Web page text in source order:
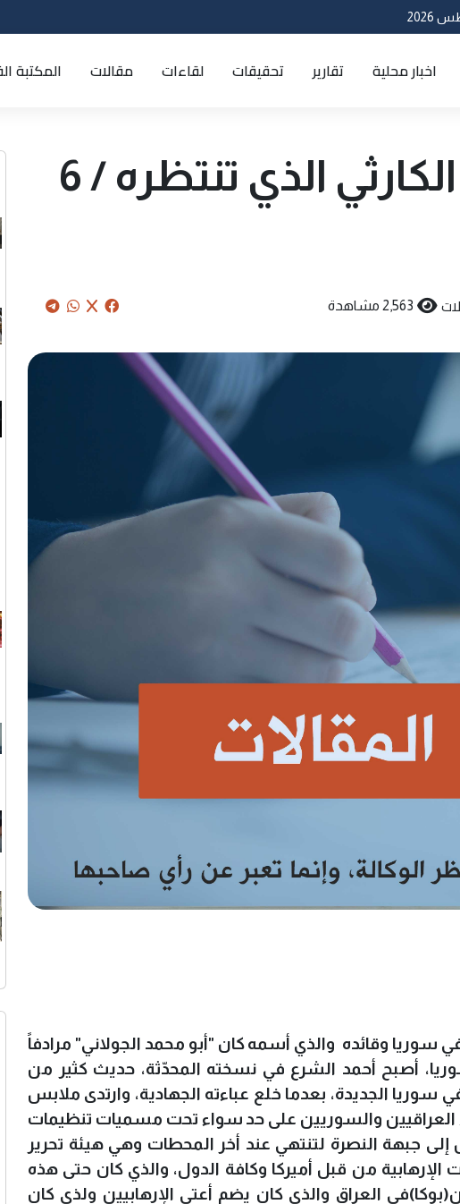
اخبار محلية تقارير تحقيقات لقاءات مقالات المكتبة
سوريا... والمصير الكارثي الذي تنتظره / 6
2,563 مشاهدة
في سوريا وقائده والذي أسمه كان "أبو محمد الجولاني" مرادفاً
أصبح أحمد الشرع في نسخته المحدّثة، حديث كثير من
سوريا الجديدة، بعدما خلع عباءته الجهادية، وارتدى ملابس
العراقيين والسوريين على حد سواء تحت مسميات تنظيمات
إلى جبهة النصرة لتنتهي عند أخر المحطات وهي هيئة تحرير
الإرهابية من قبل أميركا وكافة الدول، والذي كان حتى هذه
العراق والذي كان يضم أعتى الإرهابيين ولذي كان